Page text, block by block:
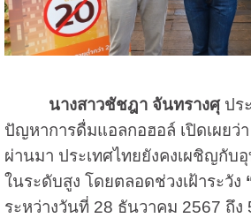
นางสาวชัชฎา จันทรางศุปร
ปัญหาการดื่มแอลกอฮอล์ เปิดเผยว่
ผ่านมา ประเทศไทยยังคงเผชิญกับ
ในระดับสูง โดยตลอดช่วงเฝ้าระวัง
ระหว่างวันที่ 28 ธันวาคม 2567 ถึง